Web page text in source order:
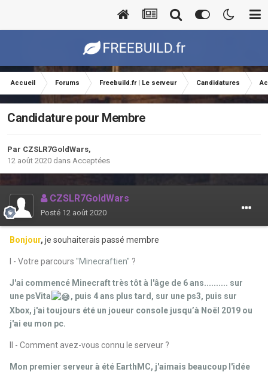
Accueil Forums Freebuild.fr | Le serveur Candidatures
Candidature pour Membre
Par CZSLR7GoldWars,
12 août 2020 dans Acceptées
CZSLR7GoldWars
Posté 12 août 2020
Bonjour, je souhaiterais passé membre
I - Votre parcours "Minecraftien" ?
J'ai commencé Minecraft très tôt à l'âge de 6 ans.......... sur
une psVita
, puis 4 ans plus tard, sur une ps3, puis sur
Xbox, j'ai toujours été un joueur console jusqu’à Noël 2019 ou
j'ai eu mon pc.
II - Comment avez-vous connu le serveur ?
Mon premier serveur à été EarthMC, j'aimais beaucoup l'idée